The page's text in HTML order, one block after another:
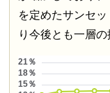
を定めたサンセ
り今後とも一層の